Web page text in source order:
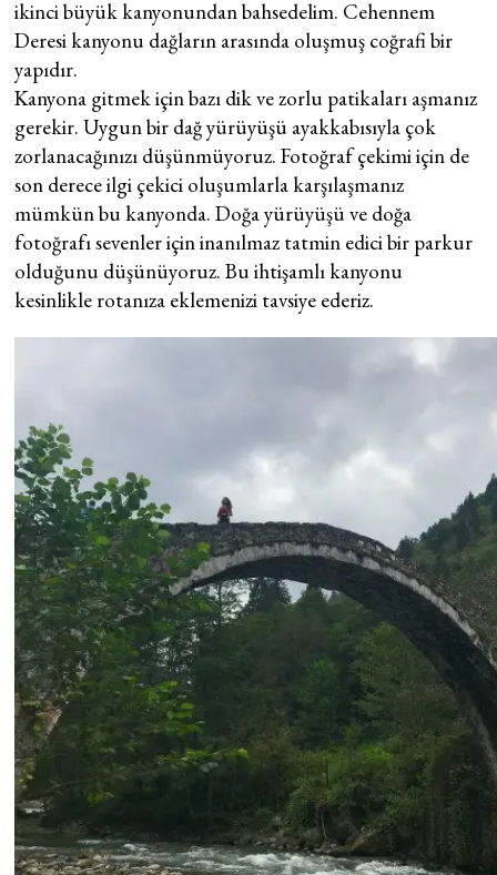
ikinci büyük kanyonundan bahsedelim. Cehennem
Deresi kanyonu dağların arasında oluşmuş coğrafi bir
yapıdır.
Kanyona gitmek için bazı dik ve zorlu patikaları aşmanız
gerekir. Uygun bir dağ yürüyüşü ayakkabısıyla çok
zorlanacağınızı düşünmüyoruz. Fotoğraf çekimi için de
son derece ilgi çekici oluşumlarla karşılaşmanız
mümkün bu kanyonda. Doğa yürüyüşü ve doğa
fotoğrafı sevenler için inanılmaz tatmin edici bir parkur
olduğunu düşünüyoruz. Bu ihtişamlı kanyonu
kesinlikle rotanıza eklemenizi tavsiye ederiz.